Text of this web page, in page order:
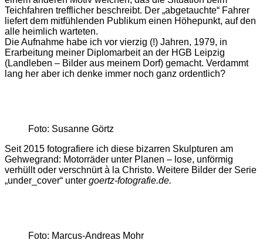
Teichfahren trefflicher beschreibt. Der „abgetauchte“ Fahrer
liefert dem mitfühlenden Publikum einen Höhepunkt, auf den
alle heimlich warteten.
Die Aufnahme habe ich vor vierzig (!) Jahren, 1979, in
Erarbeitung meiner Diplomarbeit an der HGB Leipzig
(Landleben – Bilder aus meinem Dorf) gemacht. Verdammt
lang her aber ich denke immer noch ganz ordentlich?
Foto: Susanne Görtz
Seit 2015 fotografiere ich diese bizarren Skulpturen am
Gehwegrand: Motorräder unter Planen – lose, unförmig
verhüllt oder verschnürt à la Christo. Weitere Bilder der Serie
„under_cover“ unter goertz-fotografie.de.
Foto: Marcus-Andreas Mohr